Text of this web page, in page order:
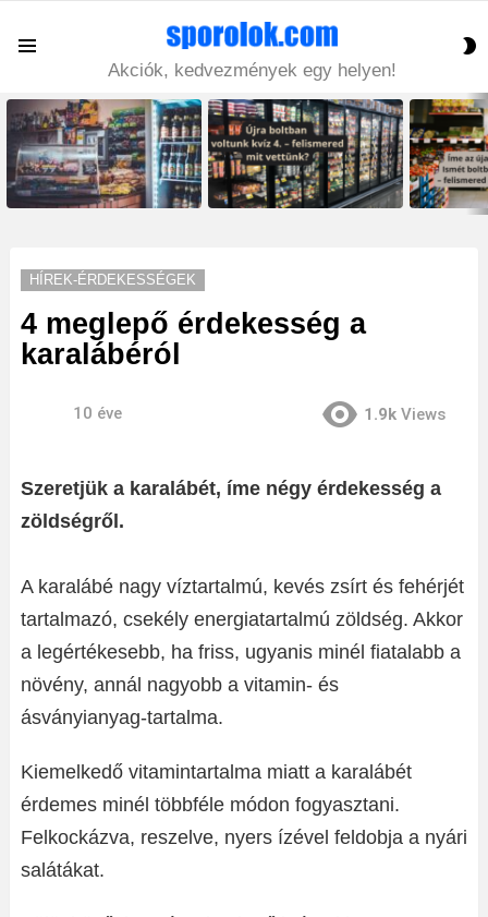
Akciók, kedvezmények egy helyen!
LATEST
STORIES
HÍREK-ÉRDEKESSÉGEK
4 meglepő érdekesség a
karalábéról
10 éve 1.9k Views
Szeretjük a karalábét, íme négy érdekesség a
zöldségről.
A karalábé nagy víztartalmú, kevés zsírt és fehérjét
tartalmazó, csekély energiatartalmú zöldség. Akkor
a legértékesebb, ha friss, ugyanis minél fiatalabb a
növény, annál nagyobb a vitamin- és
ásványianyag-tartalma.
Kiemelkedő vitamintartalma miatt a karalábét
érdemes minél többféle módon fogyasztani.
Felkockázva, reszelve, nyers ízével feldobja a nyári
salátákat.